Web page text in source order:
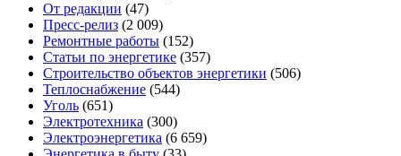
От редакции (47)
Пресс-релиз (2 009)
Ремонтные работы (152)
Статьи по энергетике (357)
Строительство объектов энергетики (506)
Теплоснабжение (544)
Уголь (651)
Электротехника (300)
Электроэнергетика (6 659)